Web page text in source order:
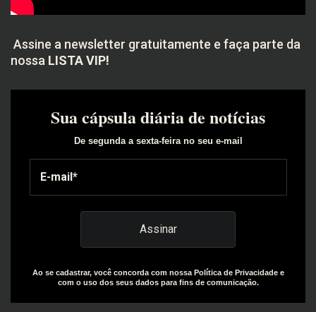
Assine a newsletter gratuitamente e faça parte da
nossa LISTA VIP!
Sua cápsula diária de notícias
De segunda a sexta-feira no seu e-mail
Ao se cadastrar, você concorda com nossa Política de Privacidade e
com o uso dos seus dados para fins de comunicação.